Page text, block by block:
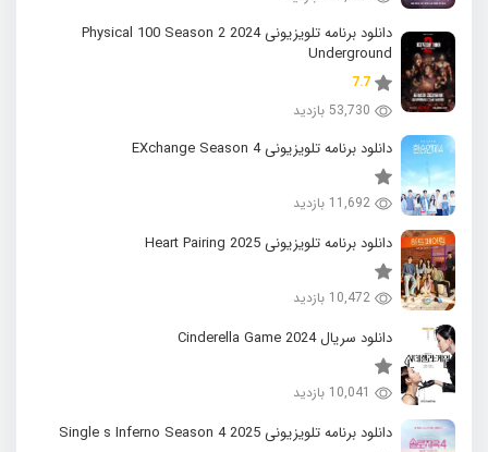
دانلود برنامه تلویزیونی 2024 Physical 100 Season 2
Underground
7.7
53,730 بازدید
دانلود برنامه تلویزیونی EXchange Season 4
11,692 بازدید
دانلود برنامه تلویزیونی 2025 Heart Pairing
10,472 بازدید
دانلود سریال 2024 Cinderella Game
10,041 بازدید
دانلود برنامه تلویزیونی 2025 Single s Inferno Season 4